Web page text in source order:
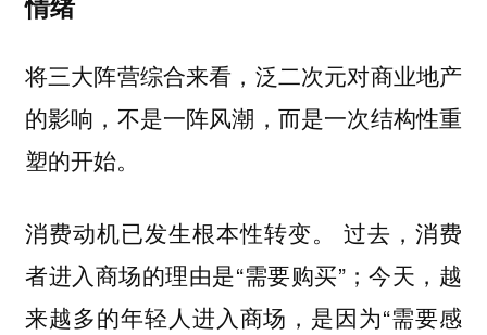
将三大阵营综合来看，泛二次元对商业地产
的影响，不是一阵风潮，而是一次结构性重
塑的开始。
消费动机已发生根本性转变。
过去，消费
者进入商场的理由是“需要购买”；今天，越
来越多的年轻人进入商场，是因为“需要感